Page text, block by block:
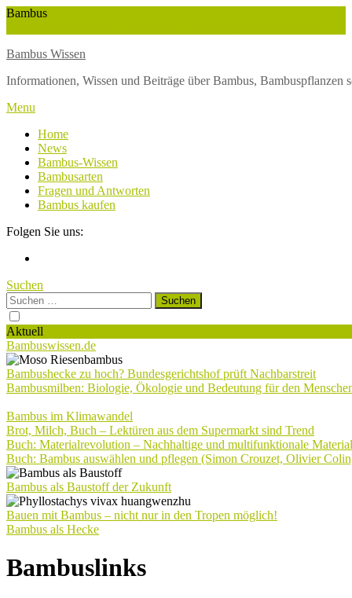
Skip
Bambus
Bambus Wissen
Informationen, Wissen und Beiträge über Bambus,
Menu
Home
News
Bambus-Wissen
Bambusarten
Fragen und Antworten
Bambus kaufen
Folgen Sie uns:
Suchen
Suchen
nach:
Aktuell
Bambuswissen.de
Bambushecke zu hoch? Bundesgerichtshof prüft Nachbarstreit
Bambusmilben: Biologie, Ökologie und Bedeutung für den
Bambus im Klimawandel
Brot, Milch, Buch – Lektüren aus dem Supermarkt sind Trend
Buch: Materialrevolution – Nachhaltige und multifunktionale
Buch: Bambus auswählen und pflegen (Simon Crouzet, Olivier
Bambus als Baustoff der Zukunft
Bauen mit Bambus – nicht nur in den Tropen möglich!
Bambus als Hecke
Bambuslinks